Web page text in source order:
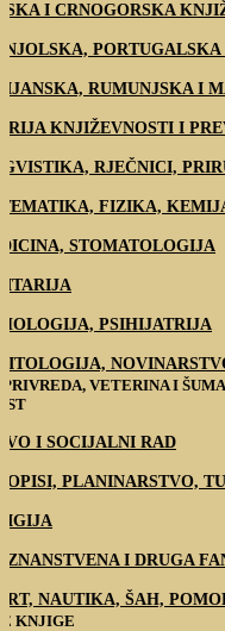
I CRNOGORSKA
RUMUNJSKA I
KNJIŽEVNOSTI I
RJEČNICI,
FIZIKA,
STOMATOLOGIJA
PSIHIJATRIJA
VETERINA I
I SOCIJALNI RAD
PLANINARSTVO,
ZNANSTVENA I DRUGA
NAUTIKA, ŠAH,
KNJIGE